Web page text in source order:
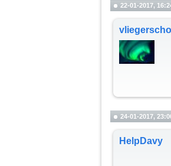
22-01-2017,
24-01-2017,
HelpDavy